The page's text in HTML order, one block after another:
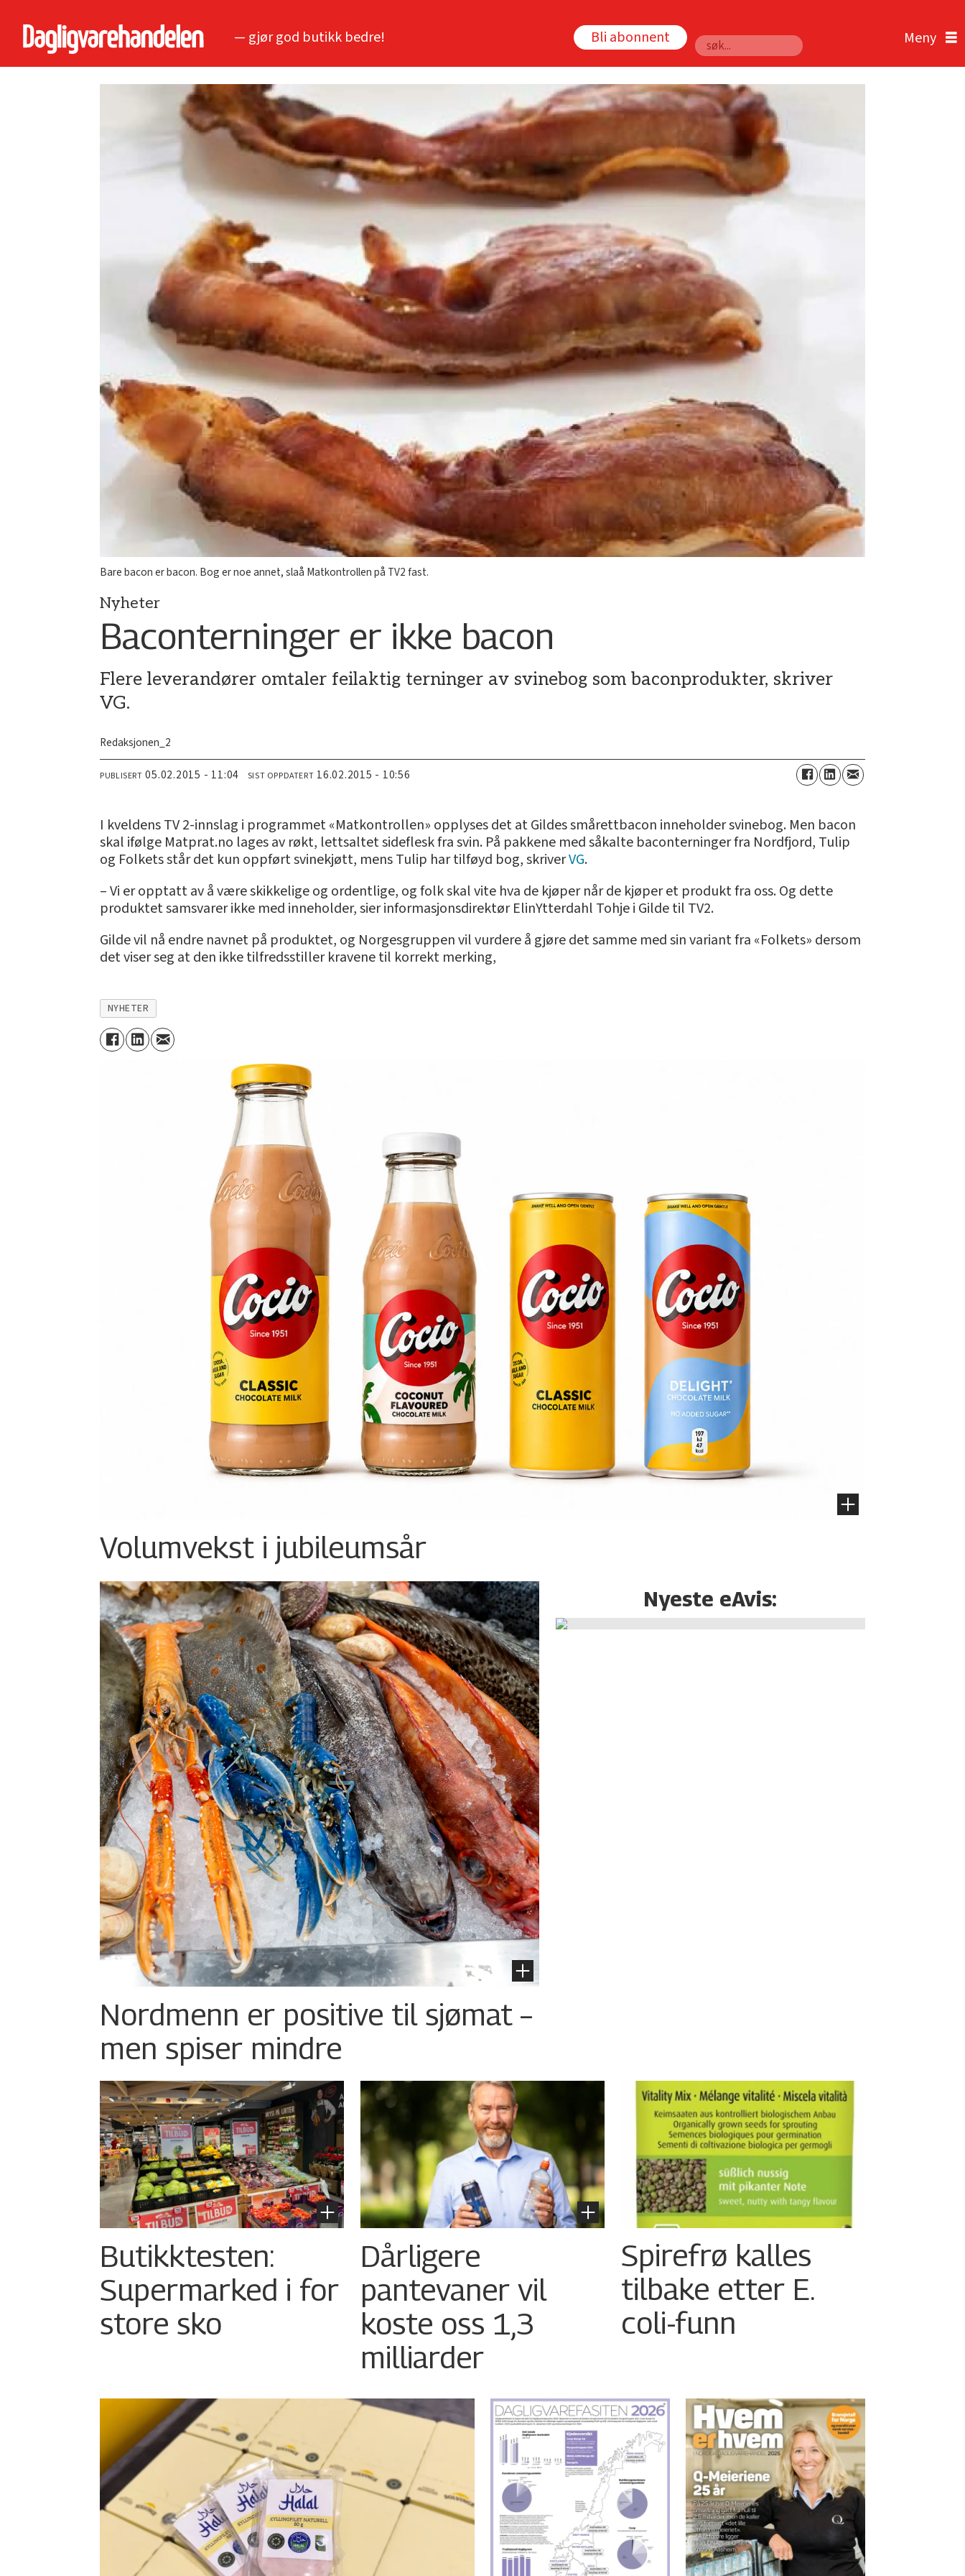
— gjør god butikk bedre! Bli abonnent
Søk
Bare bacon er bacon. Bog er noe annet, slaå Matkontrollen på TV2 fast.
Nyheter
Baconterninger er ikke bacon
Flere leverandører omtaler feilaktig terninger av svinebog som baconprodukter, skriver
VG.
Redaksjonen_2
PUBLISERT 05.02.2015 - 11:04 SIST OPPDATERT 16.02.2015 - 10:56
I kveldens TV 2-innslag i programmet «Matkontrollen» opplyses det at Gildes smårettbacon inneholder svinebog. Men bacon
skal ifølge Matprat.no lages av røkt, lettsaltet sideflesk fra svin. På pakkene med såkalte baconterninger fra Nordfjord, Tulip
og Folkets står det kun oppført svinekjøtt, mens Tulip har tilføyd bog, skriverVG.
– Vi er opptatt av å være skikkelige og ordentlige, og folk skal vite hva de kjøper når de kjøper et produkt fra oss. Og dette
produktet samsvarer ikke med inneholder, sier informasjonsdirektør ElinYtterdahl Tohje i Gilde til TV2.
Gilde vil nå endre navnet på produktet, og Norgesgruppen vil vurdere å gjøre det samme med sin variant fra «Folkets» dersom
det viser seg at den ikke tilfredsstiller kravene til korrekt merking,
NYHETER
Volumvekst i jubileumsår
Nordmenn er positive til sjømat –
men spiser mindre
Nyeste eAvis:
Butikktesten:
Supermarked i for
store sko
Dårligere
pantevaner vil
koste oss 1,3
milliarder
Spirefrø kalles
tilbake etter E.
coli-funn